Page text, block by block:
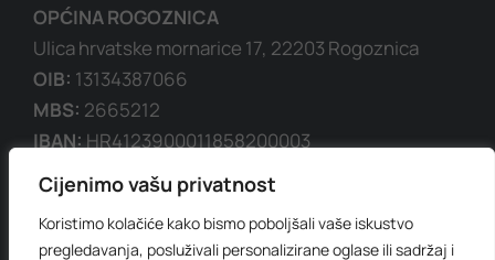
Cijenimo vašu privatnost
Koristimo kolačiće kako bismo poboljšali vaše iskustvo
pregledavanja, posluživali personalizirane oglase ili sadržaj i
OPĆINA ROGOZNICA
Ulica hrvatske mornarice 17, 22203 Rogoznica
OIB: 13134387066
MBS: 2665212
IBAN:HR4123900011858200003
SWIFT/BIC
: HPBZHR2X